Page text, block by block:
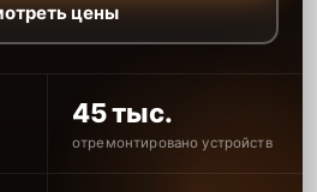
цены
45 тыс.
отремонтировано устройств